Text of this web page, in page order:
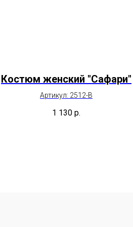
Костюм женский "Сафари"
Артикул: 2512-В
1 130 р.